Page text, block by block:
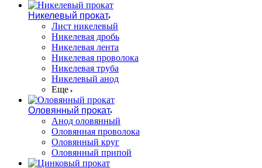
Никелевый прокат
Лист никелевый
Никелевая дробь
Никелевая лента
Никелевая проволока
Никелевая труба
Никелевый анод
Еще
Оловянный прокат
Анод оловянный
Оловянная проволока
Оловянный круг
Оловянный припой